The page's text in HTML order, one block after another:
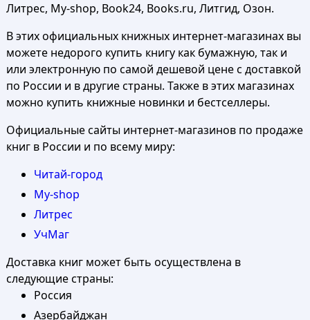
Литрес, My-shop, Book24, Books.ru, Литгид, Озон.
В этих официальных книжных интернет-магазинах вы
можете недорого купить книгу как бумажную, так и
или электронную по самой дешевой цене с доставкой
по России и в другие страны. Также в этих магазинах
можно купить книжные новинки и бестселлеры.
Официальные сайты интернет-магазинов по продаже
книг в России и по всему миру:
Читай-город
My-shop
Литрес
УчМаг
Доставка книг может быть осуществлена в
следующие страны:
Россия
Азербайджан